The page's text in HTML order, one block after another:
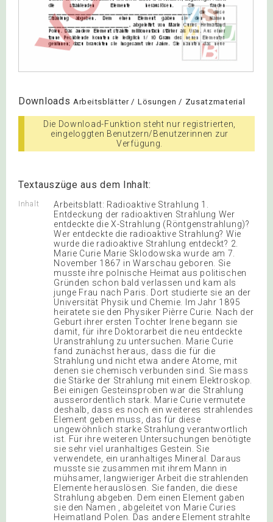
Downloads Arbeitsblätter / Lösungen / Zusatzmaterial
Die Download-Funktion steht nur registrierten,
eingeloggten Benutzern/Benutzerinnen zur
Verfügung.
Textauszüge aus dem Inhalt:
Inhalt
Arbeitsblatt: Radioaktive Strahlung 1.
Entdeckung der radioaktiven Strahlung Wer
entdeckte die X-Strahlung (Röntgenstrahlung)?
Wer entdeckte die radioaktive Strahlung? Wie
wurde die radioaktive Strahlung entdeckt? 2.
Marie Curie Marie Sklodowska wurde am 7.
November 1867 in Warschau geboren. Sie
musste ihre polnische Heimat aus politischen
Gründen schon bald verlassen und kam als
junge Frau nach Paris. Dort studierte sie an der
Universität Physik und Chemie. Im Jahr 1895
heiratete sie den Physiker Pièrre Curie. Nach der
Geburt ihrer ersten Tochter Irene begann sie
damit, für ihre Doktorarbeit die neu entdeckte
Uranstrahlung zu untersuchen. Marie Curie
fand zunächst heraus, dass die für die
Strahlung und nicht etwa andere Atome, mit
denen sie chemisch verbunden sind. Sie mass
die Stärke der Strahlung mit einem Elektroskop.
Bei einigen Gesteinsproben war die Strahlung
ausserordentlich stark. Marie Curie vermutete
deshalb, dass es noch ein weiteres strahlendes
Element geben muss, das für diese
ungewöhnlich starke Strahlung verantwortlich
ist. Für ihre weiteren Untersuchungen benötigte
sie sehr viel uranhaltiges Gestein. Sie
verwendete, ein uranhaltiges Mineral. Daraus
musste sie zusammen mit ihrem Mann in
mühsamer, langwieriger Arbeit die strahlenden
Elemente herauslösen. Sie fanden, die diese
Strahlung abgeben. Dem einen Element gaben
sie den Namen , abgeleitet von Marie Curies
Heimatland Polen. Das andere Element strahlte